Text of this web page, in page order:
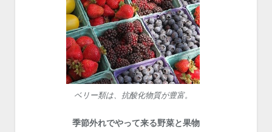
ベリー類は、抗酸化物質が豊富。
季節外れでやって来る野菜と果物